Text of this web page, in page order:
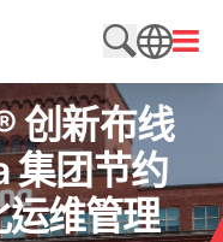
搜索网站
打开
SEARCH
创新布线
集团节约
维管理